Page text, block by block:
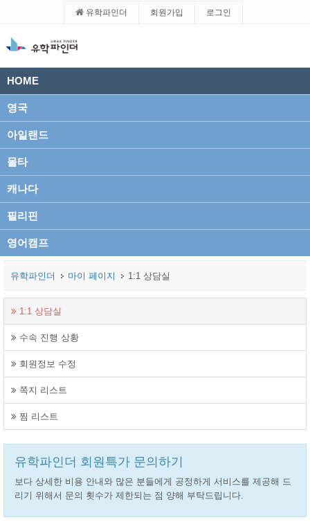
유학파인더 회원가입 로그인
HOME
영국
아일랜드
몰타
캐나다
필리핀
영어캠프
유학파인더 마이 페이지 1:1 상담실
1:1 상담실
수속 진행 상황
회원정보 수정
쪽지 리스트
찜 리스트
유학파인더 회원특가 문의하기
보다 상세한 비용 안내와 많은 분들에게 공정하게 서비스를 제공해 드
리기 위해서 문의 횟수가 제한되는 점 양해 부탁드립니다.